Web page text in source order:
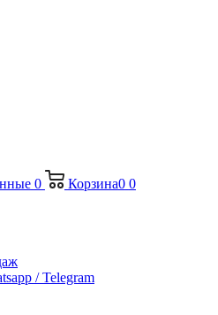
0 Корзина0 0
/ Telegram